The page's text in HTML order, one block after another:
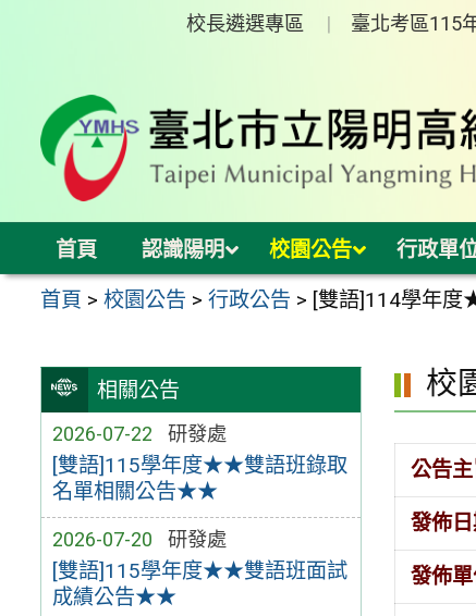
校長遴選專區 臺北考區115
首頁 認識陽明 校園公告 行政單
首頁 >校園公告 >行政公告 > [雙語]114學年
相關公告
2026-07-22 研發處
[雙語]115學年度★★雙語班錄取
名單相關公告★★
2026-07-20 研發處
[雙語]115學年度★★雙語班面試
成績公告★★
校
公告
發佈日
發佈